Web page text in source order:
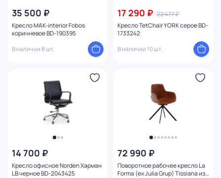
35 500 ₽
Кресло MAK-interior Fobos
коричневое BD-190395
В наличии 8 шт.
17 290 ₽ 22 477 ₽
Кресло TetChair YORK серое BD-
1733242
В наличии 10 шт.
14 700 ₽
Кресло офисное Norden Харман
LB черное BD-2043425
72 990 ₽
Поворотное рабочее кресло La
Forma (ex Julia Grup) Tissiana из